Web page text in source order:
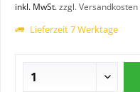
inkl. MwSt.zzgl. Versandkosten
Lieferzeit 7 Werktage